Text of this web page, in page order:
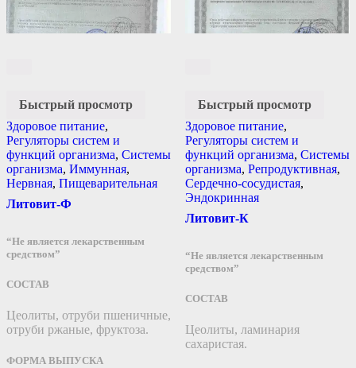
Быстрый просмотр
Здоровое питание,
Регуляторы систем и
функций организма, Системы
организма, Иммунная,
Нервная, Пищеварительная
Литовит-Ф
“Не является лекарственным
средством”
СОСТАВ
Цеолиты, отруби пшеничные,
отруби ржаные, фруктоза.
ФОРМА ВЫПУСКА
Быстрый просмотр
Здоровое питание,
Регуляторы систем и
функций организма, Системы
организма, Репродуктивная,
Сердечно-сосудистая,
Эндокринная
Литовит-К
“Не является лекарственным
средством”
СОСТАВ
Цеолиты, ламинария
сахаристая.